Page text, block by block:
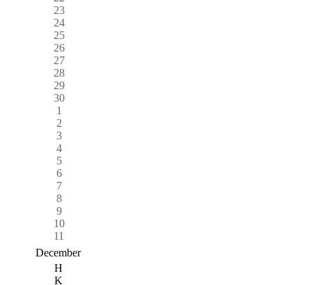
23
24
25
26
27
28
29
30
1
2
3
4
5
6
7
8
9
10
11
December
H
K